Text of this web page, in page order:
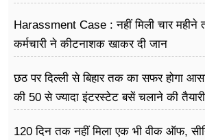
Harassment Case : नहीं मिली चार महीने
कर्मचारी ने कीटनाशक खाकर दी जान
छठ पर दिल्ली से बिहार तक का सफर होगा
की 50 से ज्यादा इंटरस्टेट बसें चलाने की तैयारी
120 दिन तक नहीं मिला एक भी वीक ऑफ,